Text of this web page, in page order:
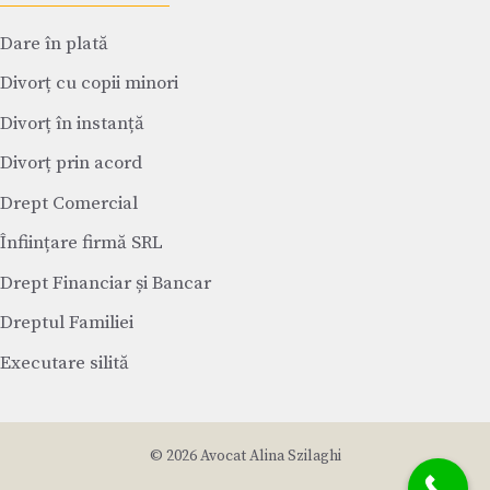
Dare în plată
Divorț cu copii minori
Divorț în instanță
Divorț prin acord
Drept Comercial
Înființare firmă SRL
Drept Financiar și Bancar
Dreptul Familiei
Executare silită
© 2026 Avocat Alina Szilaghi